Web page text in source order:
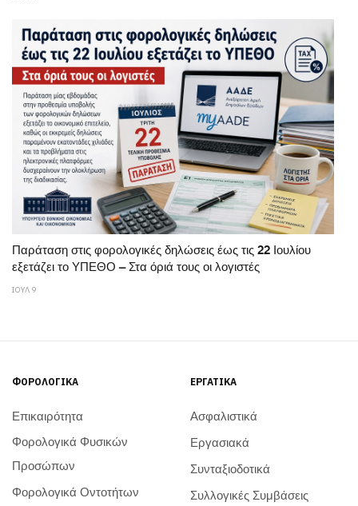
Παράταση στις φορολογικές δηλώσεις έως τις 22 Ιουλίου
εξετάζει το ΥΠΕΘΟ – Στα όριά τους οι λογιστές
ΙΟΥΛ 9
ΦΟΡΟΛΟΓΙΚΆ
Επικαιρότητα
Φορολογικά Φυσικών
Προσώπων
Φορολογικά Οντοτήτων
ΕΡΓΑΤΙΚΆ
Ασφαλιστικά
Εργασιακά
Συνταξιοδοτικά
Συλλογικές Συμβάσεις